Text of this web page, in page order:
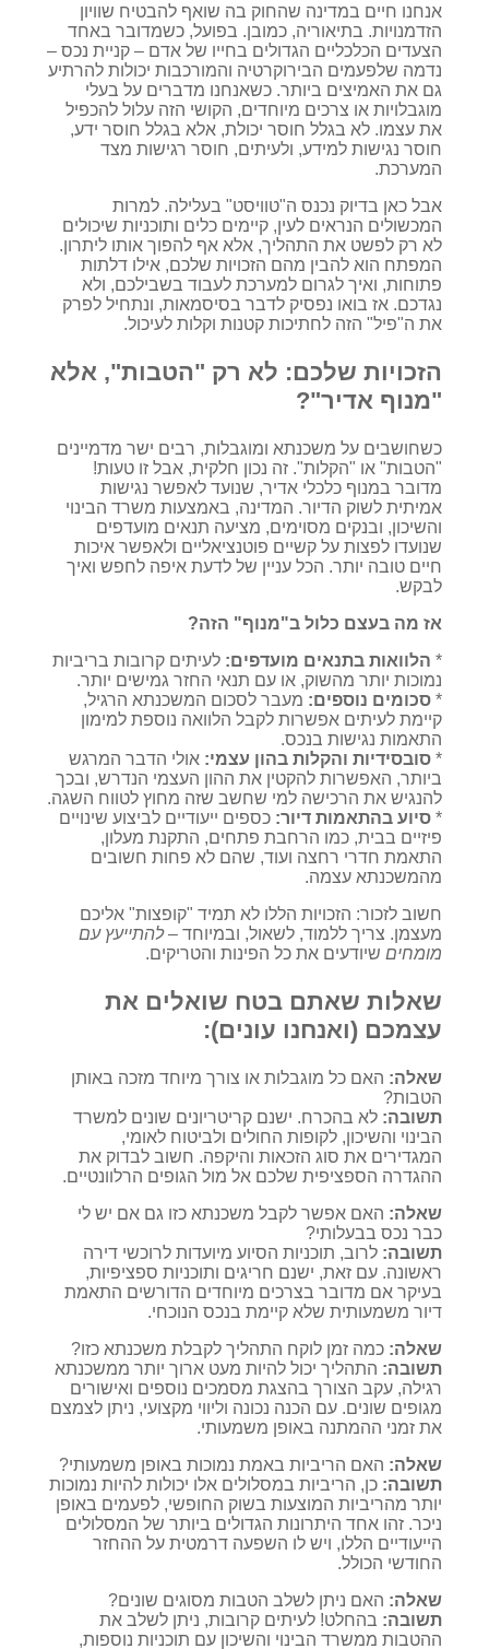
אנחנו חיים במדינה שהחוק בה שואף להבטיח שוויון
הזדמנויות. בתיאוריה, כמובן. בפועל, כשמדובר באחד
הצעדים הכלכליים הגדולים בחייו של אדם – קניית נכס –
נדמה שלפעמים הבירוקרטיה והמורכבות יכולות להרתיע
גם את האמיצים ביותר. כשאנחנו מדברים על בעלי
מוגבלויות או צרכים מיוחדים, הקושי הזה עלול להכפיל
את עצמו. לא בגלל חוסר יכולת, אלא בגלל חוסר ידע,
חוסר נגישות למידע, ולעיתים, חוסר רגישות מצד
המערכת.
אבל כאן בדיוק נכנס ה"טוויסט" בעלילה. למרות
המכשולים הנראים לעין, קיימים כלים ותוכניות שיכולים
לא רק לפשט את התהליך, אלא אף להפוך אותו ליתרון.
המפתח הוא להבין מהם הזכויות שלכם, אילו דלתות
פתוחות, ואיך לגרום למערכת לעבוד בשבילכם, ולא
נגדכם. אז בואו נפסיק לדבר בסיסמאות, ונתחיל לפרק
את ה"פיל" הזה לחתיכות קטנות וקלות לעיכול.
הזכויות שלכם: לא רק "הטבות", אלא
"מנוף אדיר"?
כשחושבים על משכנתא ומוגבלות, רבים ישר מדמיינים
"הטבות" או "הקלות". זה נכון חלקית, אבל זו טעות!
מדובר במנוף כלכלי אדיר, שנועד לאפשר נגישות
אמיתית לשוק הדיור. המדינה, באמצעות משרד הבינוי
והשיכון, ובנקים מסוימים, מציעה תנאים מועדפים
שנועדו לפצות על קשיים פוטנציאליים ולאפשר איכות
חיים טובה יותר. הכל עניין של לדעת איפה לחפש ואיך
לבקש.
אז מה בעצם כלול ב"מנוף" הזה?
* הלוואות בתנאים מועדפים: לעיתים קרובות בריביות
נמוכות יותר מהשוק, או עם תנאי החזר גמישים יותר.
* סכומים נוספים: מעבר לסכום המשכנתא הרגיל,
קיימת לעיתים אפשרות לקבל הלוואה נוספת למימון
התאמות נגישות בנכס.
* סובסידיות והקלות בהון עצמי: אולי הדבר המרגש
ביותר, האפשרות להקטין את ההון העצמי הנדרש, ובכך
להנגיש את הרכישה למי שחשב שזה מחוץ לטווח השגה.
* סיוע בהתאמות דיור: כספים ייעודיים לביצוע שינויים
פיזיים בבית, כמו הרחבת פתחים, התקנת מעלון,
התאמת חדרי רחצה ועוד, שהם לא פחות חשובים
מהמשכנתא עצמה.
חשוב לזכור: הזכויות הללו לא תמיד "קופצות" אליכם
מעצמן. צריך ללמוד, לשאול, ובמיוחד –להתייעץ עם
מומחים שיודעים את כל הפינות והטריקים.
שאלות שאתם בטח שואלים את
עצמכם (ואנחנו עונים):
שאלה: האם כל מוגבלות או צורך מיוחד מזכה באותן
הטבות?
תשובה: לא בהכרח. ישנם קריטריונים שונים למשרד
הבינוי והשיכון, לקופות החולים ולביטוח לאומי,
המגדירים את סוג הזכאות והיקפה. חשוב לבדוק את
ההגדרה הספציפית שלכם אל מול הגופים הרלוונטיים.
שאלה: האם אפשר לקבל משכנתא כזו גם אם יש לי
כבר נכס בבעלותי?
תשובה: לרוב, תוכניות הסיוע מיועדות לרוכשי דירה
ראשונה. עם זאת, ישנם חריגים ותוכניות ספציפיות,
בעיקר אם מדובר בצרכים מיוחדים הדורשים התאמת
דיור משמעותית שלא קיימת בנכס הנוכחי.
שאלה: כמה זמן לוקח התהליך לקבלת משכנתא כזו?
תשובה: התהליך יכול להיות מעט ארוך יותר ממשכנתא
רגילה, עקב הצורך בהצגת מסמכים נוספים ואישורים
מגופים שונים. עם הכנה נכונה וליווי מקצועי, ניתן לצמצם
את זמני ההמתנה באופן משמעותי.
שאלה: האם הריביות באמת נמוכות באופן משמעותי?
תשובה: כן, הריביות במסלולים אלו יכולות להיות נמוכות
יותר מהריביות המוצעות בשוק החופשי, לפעמים באופן
ניכר. זהו אחד היתרונות הגדולים ביותר של המסלולים
הייעודיים הללו, ויש לו השפעה דרמטית על ההחזר
החודשי הכולל.
שאלה: האם ניתן לשלב הטבות מסוגים שונים?
תשובה: בהחלט! לעיתים קרובות, ניתן לשלב את
ההטבות ממשרד הבינוי והשיכון עם תוכניות נוספות,